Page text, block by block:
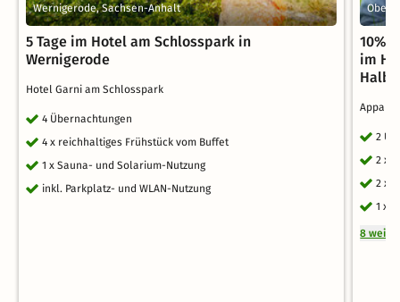
Wernigerode, Sachsen-Anhalt
5 Tage im Hotel am Schlosspark in
Wernigerode
Hotel Garni am Schlosspark
4 Übernachtungen
4 x reichhaltiges Frühstück vom Buffet
1 x Sauna- und Solarium-Nutzung
inkl. Parkplatz- und WLAN-Nutzung
10%
im
2
2 x
2 x
1 x
8